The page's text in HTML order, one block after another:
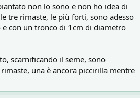
non lo sono e non ho idea di
tre rimaste, le più forti, sono adesso
con un tronco di 1cm di diametro
scarnificando il seme, sono
una è ancora piccirilla mentre